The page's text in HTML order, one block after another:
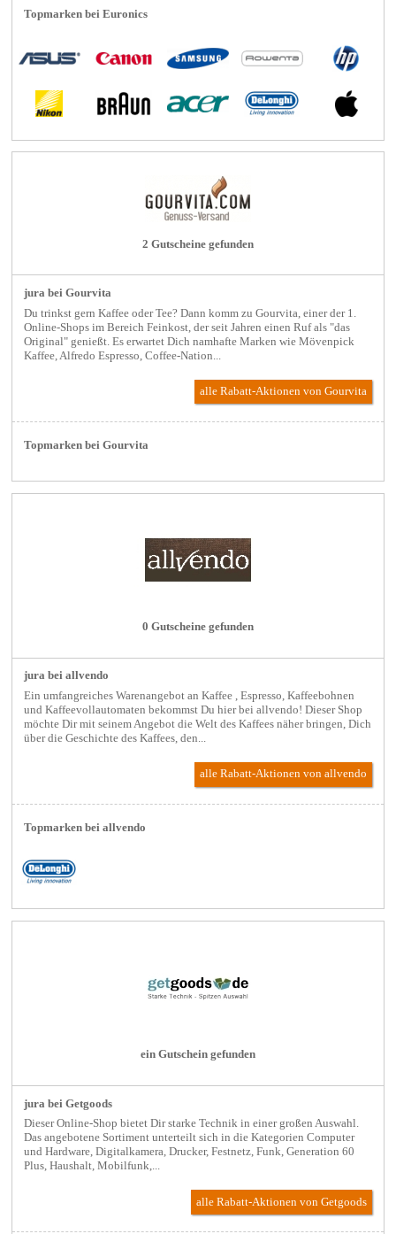
Topmarken bei Euronics
2 Gutscheine gefunden
jura bei Gourvita
Du trinkst gern Kaffee oder Tee? Dann komm zu Gourvita, einer der 1.
Online-Shops im Bereich Feinkost, der seit Jahren einen Ruf als "das
Original" genießt. Es erwartet Dich namhafte Marken wie Mövenpick
Kaffee, Alfredo Espresso, Coffee-Nation...
alle Rabatt-Aktionenvon Gourvita
Topmarken bei Gourvita
0 Gutscheine gefunden
jura bei allvendo
Ein umfangreiches Warenangebot an Kaffee , Espresso, Kaffeebohnen
und Kaffeevollautomaten bekommst Du hier bei allvendo! Dieser Shop
möchte Dir mit seinem Angebot die Welt des Kaffees näher bringen, Dich
über die Geschichte des Kaffees, den...
alle Rabatt-Aktionenvon allvendo
Topmarken bei allvendo
ein Gutschein gefunden
jura bei Getgoods
Dieser Online-Shop bietet Dir starke Technik in einer großen Auswahl.
Das angebotene Sortiment unterteilt sich in die Kategorien Computer
und Hardware, Digitalkamera, Drucker, Festnetz, Funk, Generation 60
Plus, Haushalt, Mobilfunk,...
alle Rabatt-Aktionenvon Getgoods